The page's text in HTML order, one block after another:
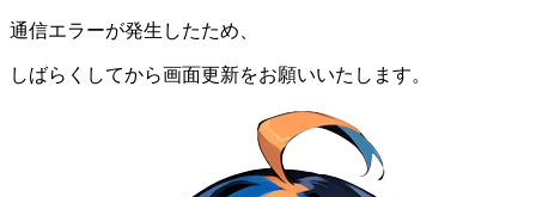
通信エラーが発生したため、
しばらくしてから画面更新をお願いいたします。